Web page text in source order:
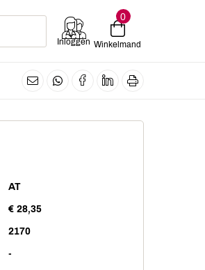
Inloggen
0
Winkelmand
AT
€ 28,35
2170
-